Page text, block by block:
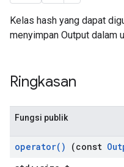
Kelas hash yang dapat
menyimpan Output dalam
Ringkasan
Fungsi publik
operator( ) (const